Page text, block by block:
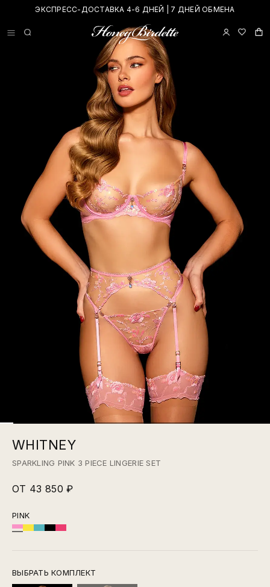
ЭКСПРЕСС-ДОСТАВКА 4-6 ДНЕЙ | 7 ДНЕЙ ОБМЕНА
WHITNEY
SPARKLING PINK 3 PIECE LINGERIE SET
ОТ 43 850 ₽
PINK
ВЫБРАТЬ КОМПЛЕКТ